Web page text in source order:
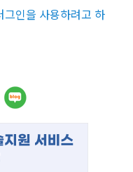
인을 사용하려고 하